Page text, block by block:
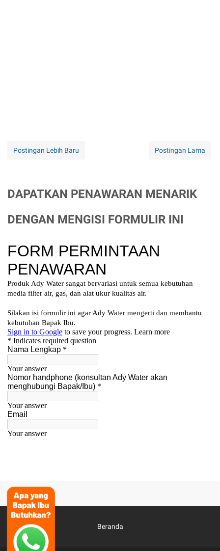
Postingan Lebih Baru Postingan Lama
DAPATKAN PENAWARAN MENARIK
DENGAN MENGISI FORMULIR INI
Beranda